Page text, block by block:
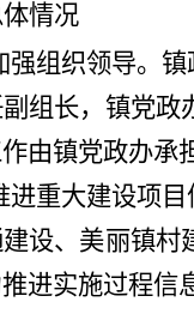
情况
强组织领导。
组长，镇党
由镇党政办承
进重大建设项
设、美丽镇
进实施过程信